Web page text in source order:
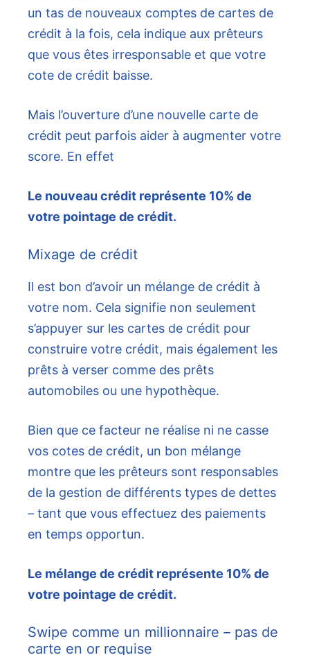
un tas de nouveaux comptes de cartes de
crédit à la fois, cela indique aux prêteurs
que vous êtes irresponsable et que votre
cote de crédit baisse.
Mais l’ouverture d’une nouvelle carte de
crédit peut parfois aider à augmenter votre
score. En effet
Le nouveau crédit représente 10% de
votre pointage de crédit.
Mixage de crédit
Il est bon d’avoir un mélange de crédit à
votre nom. Cela signifie non seulement
s’appuyer sur les cartes de crédit pour
construire votre crédit, mais également les
prêts à verser comme des prêts
automobiles ou une hypothèque.
Bien que ce facteur ne réalise ni ne casse
vos cotes de crédit, un bon mélange
montre que les prêteurs sont responsables
de la gestion de différents types de dettes
– tant que vous effectuez des paiements
en temps opportun.
Le mélange de crédit représente 10% de
votre pointage de crédit.
Swipe comme un millionnaire – pas de
carte en or requise